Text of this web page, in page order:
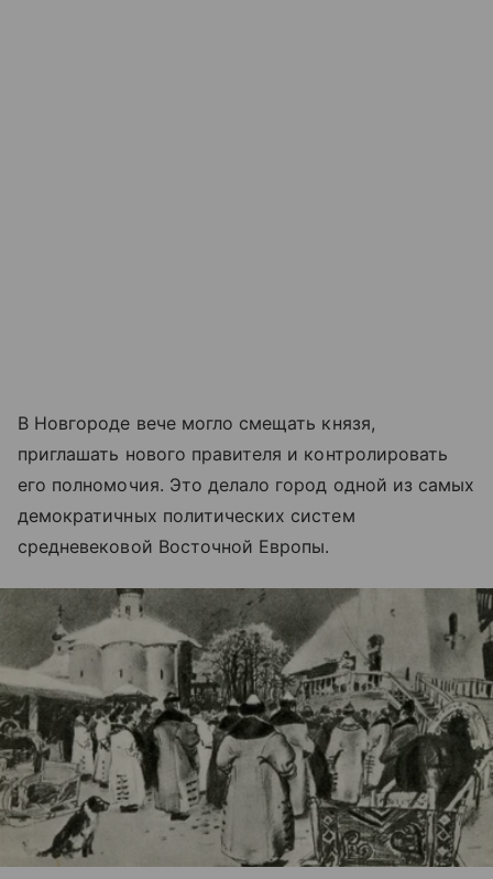
В Новгороде вече могло смещать князя,
приглашать нового правителя и контролировать
его полномочия. Это делало город одной из самых
демократичных политических систем
средневековой Восточной Европы.